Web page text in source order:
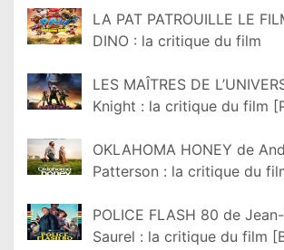
LA PAT PATROUILLE LE
DINO : la critique du film
LES MAÎTRES DE
Knight : la critique du film
OKLAHOMA HONEY de
Patterson : la critique du
POLICE FLASH 80 de
Saurel : la critique du film